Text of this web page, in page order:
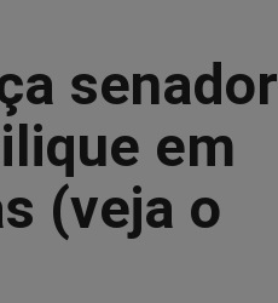
senador
em
(veja o